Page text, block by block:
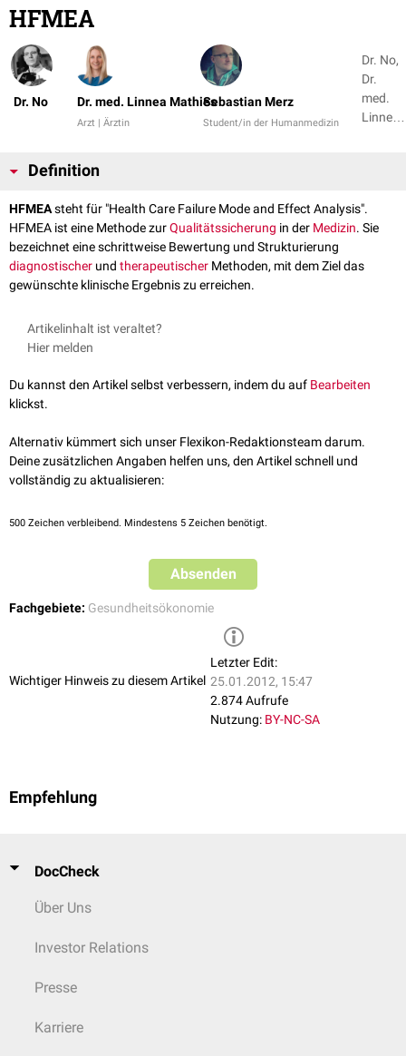
HFMEA
Dr. No Dr. med. Linnea Mathies
Arzt | Ärztin
Sebastian Merz
Student/in der Humanmedizin
Dr. No,
Dr.
med.
Linnea
Definition
HFMEAsteht für "Health Care Failure Mode and Effect Analysis".
HFMEA ist eine Methode zurQualitätssicherung in der Medizin. Sie
bezeichnet eine schrittweise Bewertung und Strukturierung
diagnostischer und therapeutischer Methoden, mit dem Ziel das
gewünschte klinische Ergebnis zu erreichen.
Artikelinhalt ist veraltet?
Hier melden
Du kannst den Artikel selbst verbessern, indem du auf Bearbeiten
klickst.
Alternativ kümmert sich unser Flexikon-Redaktionsteam darum.
Deine zusätzlichen Angaben helfen uns, den Artikel schnell und
vollständig zu aktualisieren:
500 Zeichen verbleibend. Mindestens 5 Zeichen benötigt.
Absenden
Fachgebiete: Gesundheitsökonomie
Wichtiger Hinweis zu diesem Artikel
Letzter Edit:
25.01.2012, 15:47
2.874 Aufrufe
Nutzung: BY-NC-SA
Empfehlung
DocCheck
Über Uns
Investor Relations
Presse
Karriere